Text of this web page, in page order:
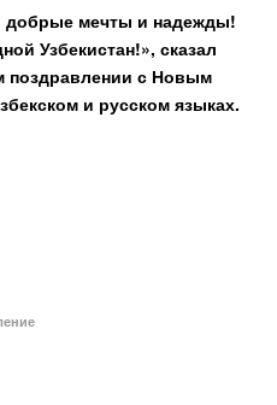
добрые мечты и надежды!
Узбекистан!», сказал
поздравлении с Новым
и русском языках.